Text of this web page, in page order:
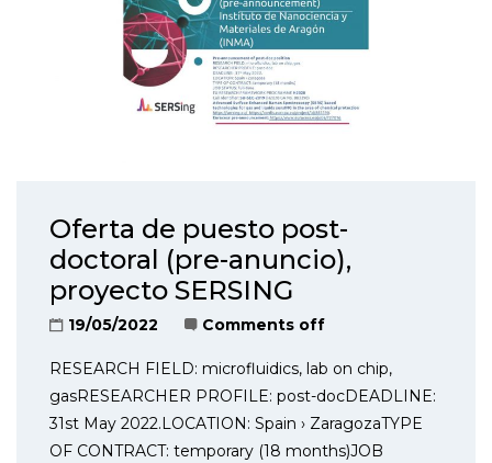
Oferta de puesto post-
doctoral (pre-anuncio),
proyecto SERSING
19/05/2022 Comments off
RESEARCH FIELD: microfluidics, lab on chip,
gasRESEARCHER PROFILE: post-docDEADLINE:
31st May 2022.LOCATION: Spain › ZaragozaTYPE
OF CONTRACT: temporary (18 months)JOB